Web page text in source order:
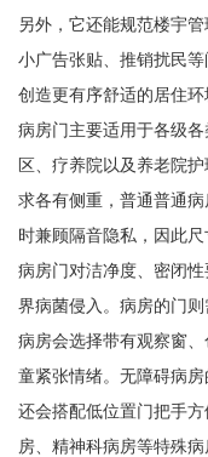
另外，它还能规范楼宇
小广告张贴、推销扰民
创造更有序舒适的居住环
病房门主要适用于各级
区、疗养院以及养老院
求各有侧重，普通普通
时兼顾隔音隐私，因此
病房门对洁净度、密闭
界病菌侵入。病房的门则
病房会选择带有观察窗
童紧张情绪。无障碍病
还会搭配低位置门把手
房、精神科病房等特殊